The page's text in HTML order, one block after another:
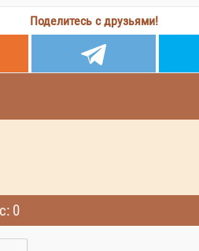
Поделитесь с друзьями!
0